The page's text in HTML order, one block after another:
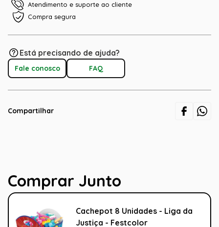
Atendimento e suporte ao cliente
Compra segura
Está precisando de ajuda?
Fale conosco FAQ
Compartilhar
Comprar Junto
Cachepot 8 Unidades - Liga da
Justiça - Festcolor